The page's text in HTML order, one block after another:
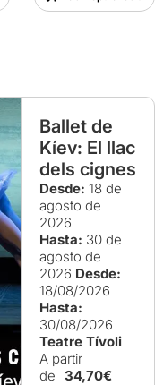
Ballet de
Kíev: El llac
dels cignes
Desde: 18 de
agosto de
2026
Hasta: 30 de
agosto de
2026 Desde:
18/08/2026
Hasta:
30/08/2026
Teatre Tívoli
A partir
de 34,70€